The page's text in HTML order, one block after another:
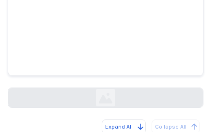
Expand All Collapse All